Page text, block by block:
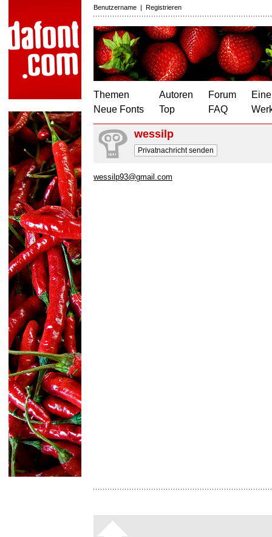
Benutzername | Registrieren
Themen
Neue Fonts
Autoren
Top
Forum
FAQ
wessilp
Privatnachricht senden
wessilp93@gmail.com